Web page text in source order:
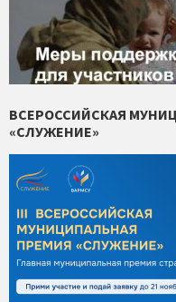
ВСЕРОССИЙСКАЯ
«СЛУЖЕНИЕ»